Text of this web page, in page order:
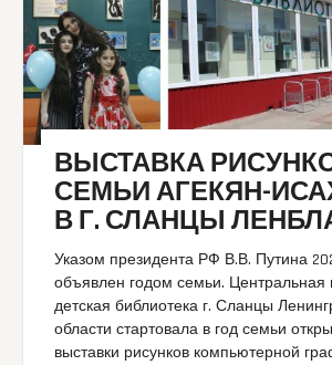
ВЫСТАВКА
СЕМЬИ АГЕКЯН-
В Г. СЛАНЦЫ
Указом президента РФ В.В. Путина
объявлен годом семьи. Центральная
детская библиотека г. Сланцы
области стартовала в год семьи
выставки рисунков компьютерной